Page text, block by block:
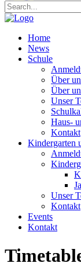
Home
News
Schule
Über
Über
Unser
Haus-
Kontakt
Kindergarten
Unser
Kontakt
Events
Kontakt